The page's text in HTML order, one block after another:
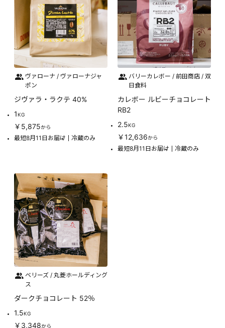
ヴァローナ / ヴァローナジャ
ポン
ジヴァラ・ラクテ 40%
1KG
￥5,875から
最短8月11日お届け 冷蔵のみ
バリーカレボー / 前田商店 / 双
日食料
カレボー ルビーチョコレート
RB2
2.5KG
￥12,636から
最短8月11日お届け 冷蔵のみ
ベリーズ / 丸菱ホールディング
ス
ダークチョコレート 52％
1.5KG
￥3,348から